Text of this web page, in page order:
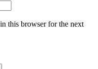
this browser for the next